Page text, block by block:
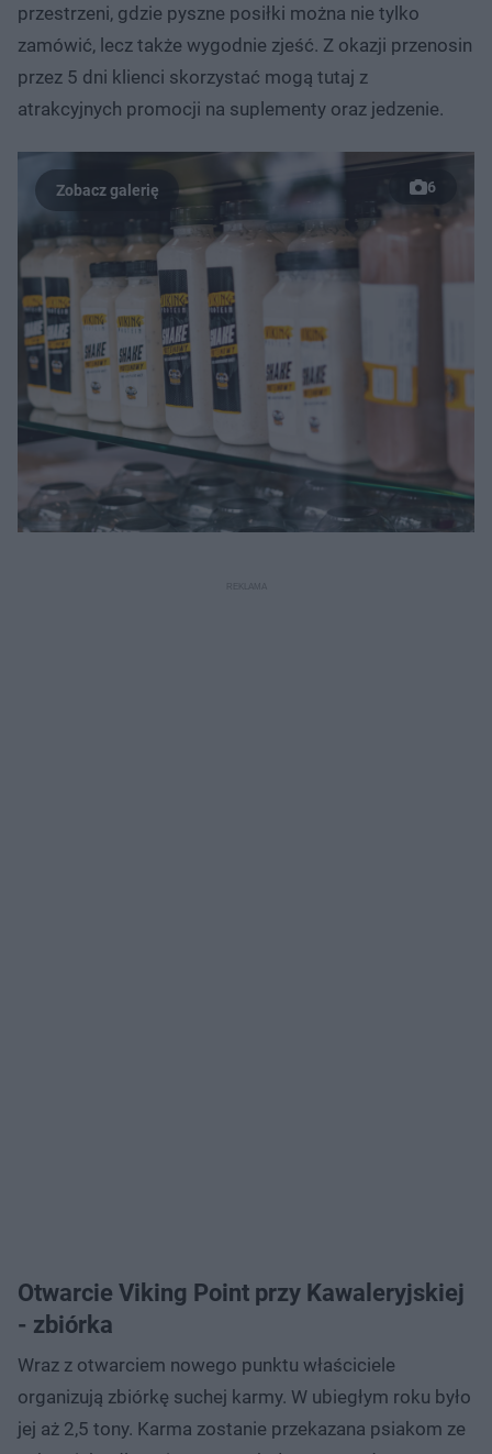
przestrzeni, gdzie pyszne posiłki można nie tylko
zamówić, lecz także wygodnie zjeść. Z okazji przenosin
przez 5 dni klienci skorzystać mogą tutaj z
atrakcyjnych promocji na suplementy oraz jedzenie.
6
Otwarcie Viking Point przy Kawaleryjskiej
- zbiórka
Wraz z otwarciem nowego punktu właściciele
organizują zbiórkę suchej karmy. W ubiegłym roku było
jej aż 2,5 tony. Karma zostanie przekazana psiakom ze